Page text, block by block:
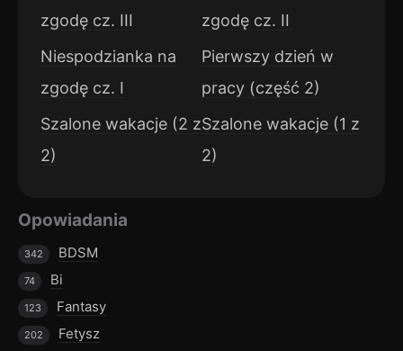
zgodę cz. III
zgodę cz. II
Niespodzianka na
zgodę cz. I
Pierwszy dzień w
pracy (część 2)
Szalone wakacje (2 z
2)
Szalone wakacje (1 z
2)
Opowiadania
BDSM
342
Bi
74
Fantasy
123
Fetysz
202